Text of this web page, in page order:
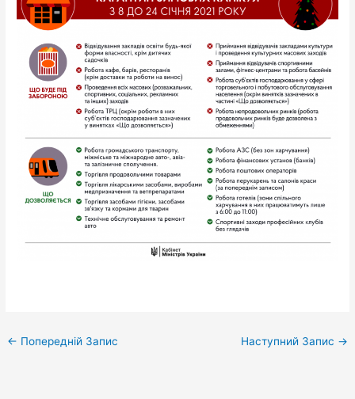
← Попередній Запис Наступний Запис →